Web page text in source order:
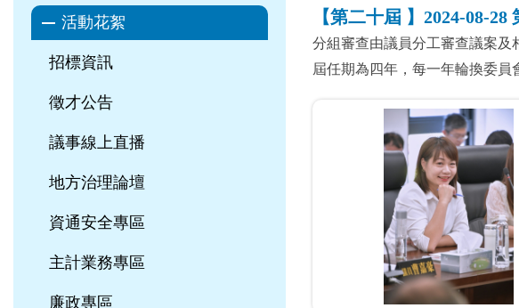
活動花絮
招標資訊
徵才公告
議事線上直播
地方治理論壇
資通安全專區
主計業務專區
廉政專區
【第二十屆 】2024-08-
分組審查由議員分工審查議案及
屆任期為四年，每一年輪換委員